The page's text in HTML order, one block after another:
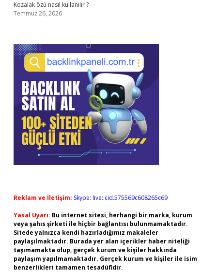
Kozalak özü nasıl kullanılır ?
Temmuz 26, 2026
Reklam ve İletişim: Skype: live:.cid.575569c608265c69
Yasal Uyarı: Bu internet sitesi, herhangi bir marka, kurum
veya şahıs şirketi ile hiçbir bağlantısı bulunmamaktadır.
Sitede yalnızca kendi hazırladığımız makaleler
paylaşılmaktadır. Burada yer alan içerikler haber niteliği
taşımamakta olup, gerçek kurum ve kişiler hakkında
paylaşım yapılmamaktadır. Gerçek kurum ve kişiler ile isim
benzerlikleri tamamen tesadüfidir.